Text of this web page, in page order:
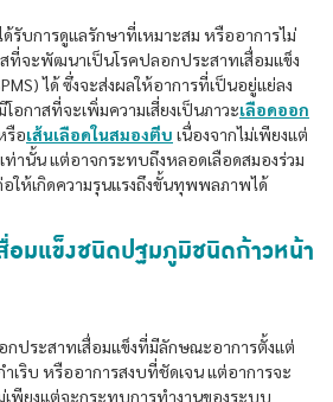
ด้รับการดูแลรักษาที่เหมาะสม หรืออาการไม่
สที่จะพัฒนาเป็นโรคปลอกประสาทเสื่อมแข็ง
ได้ ซึ่งจะส่งผลให้อาการที่เป็นอยู่แย่ลง
อกาสที่จะเพิ่มความเสี่ยงเป็นภาวะเลือดออก
รือเส้นเลือดในสมองตีบ เนื่องจากไม่เพียงแต่
านั้น แต่อาจกระทบถึงหลอดเลือดสมองร่วม
อให้เกิดความรุนแรงถึงขั้นทุพพลภาพได้
อมแข็งชนิดปฐมภูมิชนิดก้าวหน้า
กประสาทเสื่อมแข็งที่มีลักษณะอาการตั้งแต่
ำเริบ หรืออาการสงบที่ชัดเจน แต่อาการจะ
เพียงแต่จะกระทบการทำงานของระบบ